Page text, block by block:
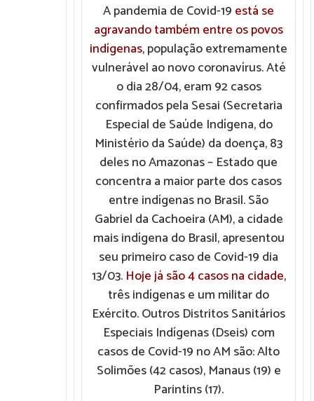
A pandemia de Covid-19 está se
agravando também entre os povos
indígenas,população extremamente
vulnerável ao novo coronavírus. Até
o dia 28/04, eram 92 casos
confirmados pela Sesai (Secretaria
Especial de Saúde Indígena, do
Ministério da Saúde) da doença, 83
deles no Amazonas – Estado que
concentra a maior parte dos casos
entre indígenas no Brasil. São
Gabriel da Cachoeira (AM), a cidade
mais indígena do Brasil, apresentou
seu primeiro caso de Covid-19 dia
13/03. Hoje já são 4 casos na cidade,
três indígenas e um militar do
Exército. Outros Distritos Sanitários
Especiais Indígenas (Dseis) com
casos de Covid-19 no AM são: Alto
Solimões (42 casos), Manaus (19) e
Parintins (17).